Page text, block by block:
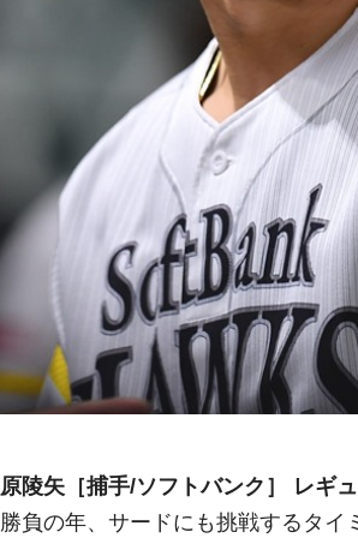
陵矢［捕手/ソフトバンク］ レギ
負の年、サードにも挑戦するタイ